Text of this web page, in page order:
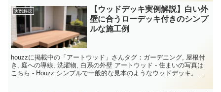
実例解説
【ウッドデッキ実例解説】白い外
壁に合うローデッキ付きのシンプ
ルな施工例
houzzに掲載中の「アートウッド」さんタグ：ガーデニング, 屋根付
き, 庭への導線, 洗濯物, 白系の外壁 アートウッド - 住まいの写真は
こちら - Houzz シンプルで一般的な見本のようなウッドデッキ。シ